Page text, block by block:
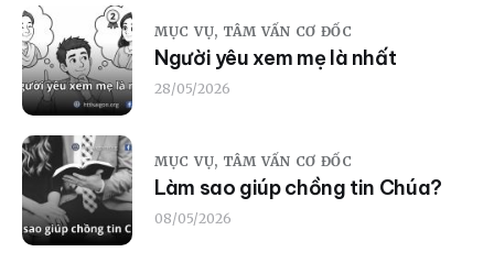
MỤC VỤ, TÂM VẤN CƠ ĐỐC
Người yêu xem mẹ là nhất
28/05/2026
MỤC VỤ, TÂM VẤN CƠ ĐỐC
Làm sao giúp chồng tin Chúa?
08/05/2026